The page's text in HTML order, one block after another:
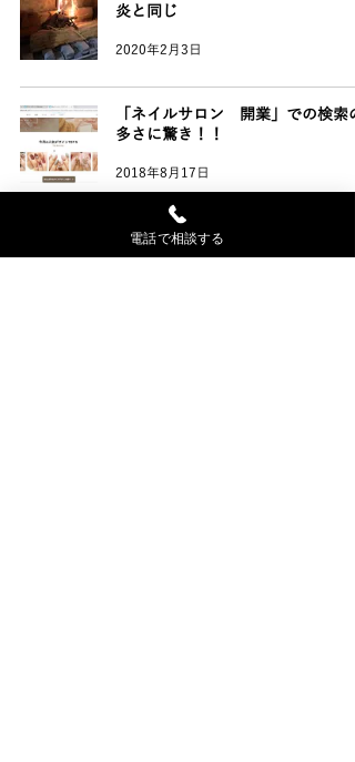
炎と同じ
2020年2月3日
「ネイルサロン 開業」での検索の
多さに驚き！！
2018年8月17日
【動画】Wixでフォトグラファーさ
のホームページを作成。デザインの
電話で相談する